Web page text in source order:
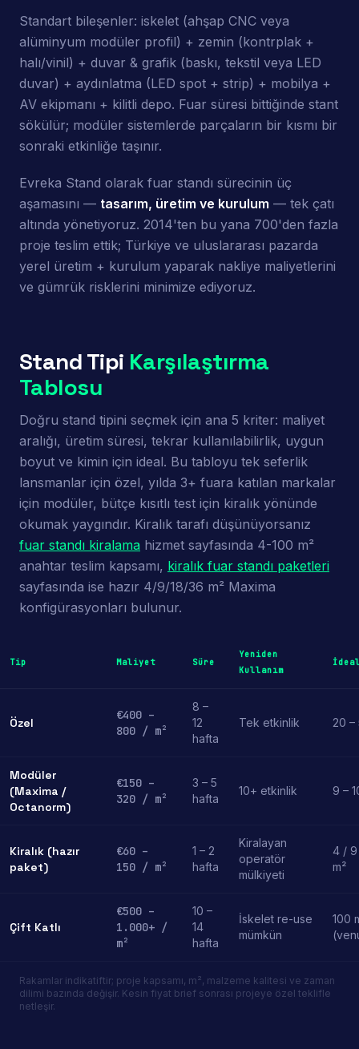
Standart bileşenler: iskelet (ahşap CNC veya
alüminyum modüler profil) + zemin (kontrplak +
halı/vinil) + duvar & grafik (baskı, tekstil veya LED
duvar) + aydınlatma (LED spot + strip) + mobilya +
AV ekipmanı + kilitli depo. Fuar süresi bittiğinde stant
sökülür; modüler sistemlerde parçaların bir kısmı bir
sonraki etkinliğe taşınır.
Evreka Stand olarak fuar standı sürecinin üç
aşamasını — tasarım, üretim ve kurulum — tek çatı
altında yönetiyoruz. 2014'ten bu yana 700'den fazla
proje teslim ettik; Türkiye ve uluslararası pazarda
yerel üretim + kurulum yaparak nakliye maliyetlerini
ve gümrük risklerini minimize ediyoruz.
Stand Tipi Karşılaştırma
Tablosu
Doğru stand tipini seçmek için ana 5 kriter: maliyet
aralığı, üretim süresi, tekrar kullanılabilirlik, uygun
boyut ve kimin için ideal. Bu tabloyu tek seferlik
lansmanlar için özel, yılda 3+ fuara katılan markalar
için modüler, bütçe kısıtlı test için kiralık yönünde
okumak yaygındır. Kiralık tarafı düşünüyorsanız
fuar standı kiralama hizmet sayfasında 4-100 m²
anahtar teslim kapsamı, kiralık fuar standı paketleri
sayfasında ise hazır 4/9/18/36 m² Maxima
konfigürasyonları bulunur.
Tip Maliyet Süre
Yeniden
Kullanım
Özel
€400 –
800 / m²
8 –
12
hafta
Tek etkinlik 20 –
Modüler
(Maxima /
Octanorm)
€150 –
320 / m²
3 – 5
hafta
10+ etkinlik 9 –
Kiralık (hazır
paket)
€60 –
150 / m²
1 – 2
hafta
Kiralayan
operatör
mülkiyeti
4 / 9
m²
Çift Katlı
€500 –
1.000+ /
m²
10 –
14
hafta
İskelet re-use
mümkün
100
Rakamlar indikatiftir; proje kapsamı, m², malzeme kalitesi ve zaman
dilimi bazında değişir. Kesin fiyat brief sonrası projeye özel teklifle
netleşir.